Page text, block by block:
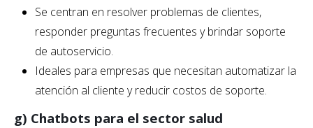
Se centran en resolver problemas de clientes,
responder preguntas frecuentes y brindar soporte
de autoservicio.
Ideales para empresas que necesitan automatizar la
atención al cliente y reducir costos de soporte.
g) Chatbots para el sector salud